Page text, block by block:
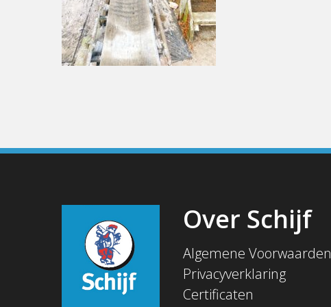
Over Schijf
Algemene Voorwaarden
Privacyverklaring
Certificaten